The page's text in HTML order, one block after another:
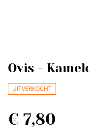
Ovis -
UITVERKOCHT
€ 7,80